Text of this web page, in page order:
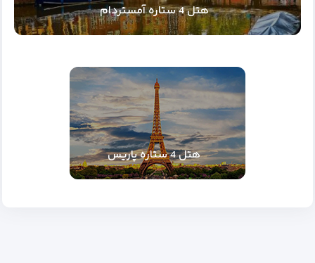
هتل 4 ستاره آمستردام
هتل 4 ستاره پاریس